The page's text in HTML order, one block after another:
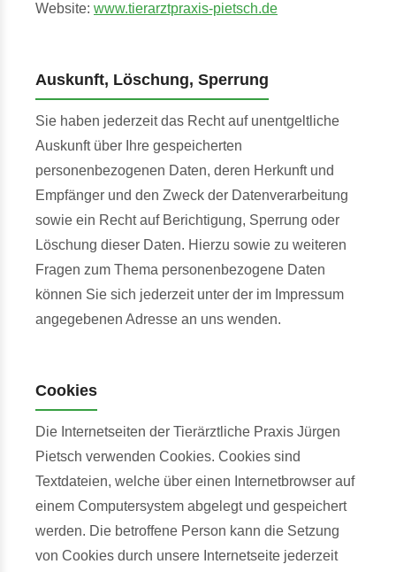
Website: www.tierarztpraxis-pietsch.de
Auskunft, Löschung, Sperrung
Sie haben jederzeit das Recht auf unentgeltliche
Auskunft über Ihre gespeicherten
personenbezogenen Daten, deren Herkunft und
Empfänger und den Zweck der Datenverarbeitung
sowie ein Recht auf Berichtigung, Sperrung oder
Löschung dieser Daten. Hierzu sowie zu weiteren
Fragen zum Thema personenbezogene Daten
können Sie sich jederzeit unter der im Impressum
angegebenen Adresse an uns wenden.
Cookies
Die Internetseiten der Tierärztliche Praxis Jürgen
Pietsch verwenden Cookies. Cookies sind
Textdateien, welche über einen Internetbrowser auf
einem Computersystem abgelegt und gespeichert
werden. Die betroffene Person kann die Setzung
von Cookies durch unsere Internetseite jederzeit